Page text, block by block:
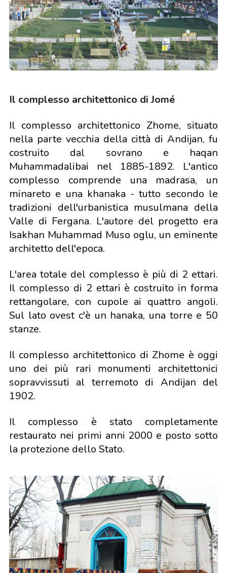
Il complesso architettonico di Jomé
Il complesso architettonico Zhome, situato
nella parte vecchia della città di Andijan, fu
costruito dal sovrano e haqan
Muhammadalibai nel 1885-1892. L'antico
complesso comprende una madrasa, un
minareto e una khanaka - tutto secondo le
tradizioni dell'urbanistica musulmana della
Valle di Fergana. L'autore del progetto era
Isakhan Muhammad Muso oglu, un eminente
architetto dell'epoca.
L'area totale del complesso è più di 2 ettari.
Il complesso di 2 ettari è costruito in forma
rettangolare, con cupole ai quattro angoli.
Sul lato ovest c'è un hanaka, una torre e 50
stanze.
Il complesso architettonico di Zhome è oggi
uno dei più rari monumenti architettonici
sopravvissuti al terremoto di Andijan del
1902.
Il complesso è stato completamente
restaurato nei primi anni 2000 e posto sotto
la protezione dello Stato.